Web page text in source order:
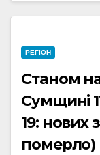
РЕГІОН
Станом
Сумщині
19: нових
померло)